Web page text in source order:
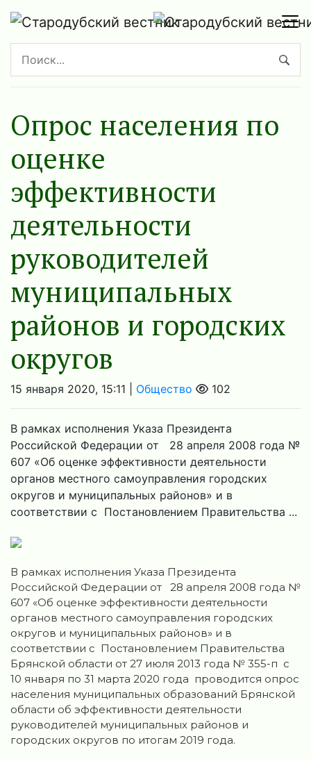
Опрос населения по
оценке
эффективности
деятельности
руководителей
муниципальных
районов и городских
округов
15 января 2020, 15:11 | Общество 102
В рамках исполнения Указа Президента
Российской Федерации от 28 апреля 2008 года №
607 «Об оценке эффективности деятельности
органов местного самоуправления городских
округов и муниципальных районов» и в
соответствии с Постановлением Правительства ...
В рамках исполнения Указа Президента
Российской Федерации от 28 апреля 2008 года №
607 «Об оценке эффективности деятельности
органов местного самоуправления городских
округов и муниципальных районов» и в
соответствии с Постановлением Правительства
Брянской области от 27 июля 2013 года № 355-п с
10 января по 31 марта 2020 года проводится опрос
населения муниципальных образований Брянской
области об эффективности деятельности
руководителей муниципальных районов и
городских округов по итогам 2019 года.